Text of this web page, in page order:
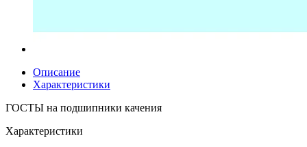
Описание
Характеристики
ГОСТЫ на подшипники качения
Характеристики